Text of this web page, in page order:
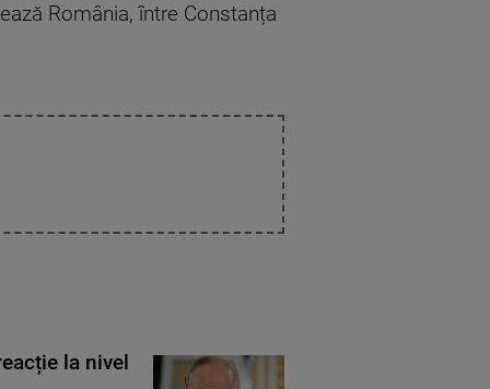
România, între Constanța
la nivel